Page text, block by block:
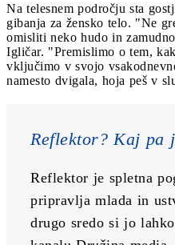
Na telesnem področju sta
gibanja za žensko telo. "Ne
omisliti neko hudo in
Igličar. "Premislimo o tem,
vključimo v svojo
namesto dvigala, hoja peš v
Reflektor? Kaj pa
Reflektor je spletna
pripravlja mlada in
drugo sredo si jo